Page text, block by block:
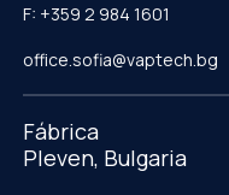
F: +359 2 984 1601
office.sofia@vaptech.bg
Fábrica
Pleven, Bulgaria